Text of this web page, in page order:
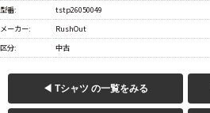
型番:
tstp26050049
メーカー:
RushOut
区分:
中古
◀ Tシャツ の一覧をみる